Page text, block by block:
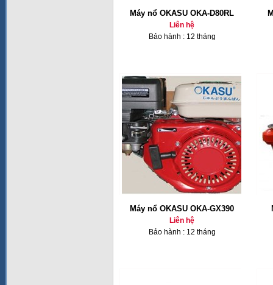
Máy nổ OKASU OKA-D80RL
Liên hệ
Bảo hành : 12 tháng
Máy nổ OKASU OKA-GX390
Liên hệ
Bảo hành : 12 tháng